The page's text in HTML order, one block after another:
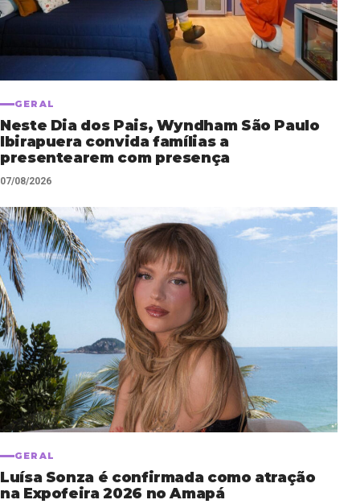
GERAL
Neste Dia dos Pais, Wyndham São Paulo
Ibirapuera convida famílias a
presentearem com presença
07/08/2026
GERAL
Luísa Sonza é confirmada como atração
na Expofeira 2026 no Amapá